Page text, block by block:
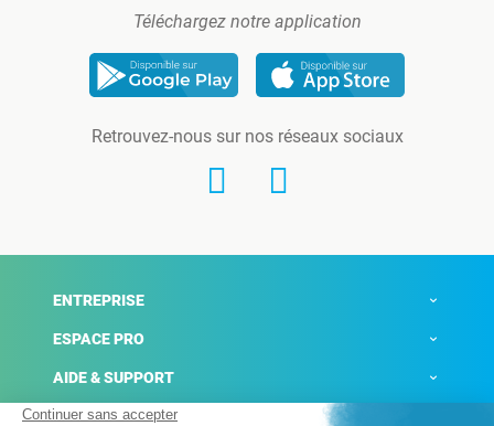
Téléchargez notre application
Retrouvez-nous sur nos réseaux sociaux
ENTREPRISE
ESPACE PRO
AIDE & SUPPORT
ACTUALITÉS